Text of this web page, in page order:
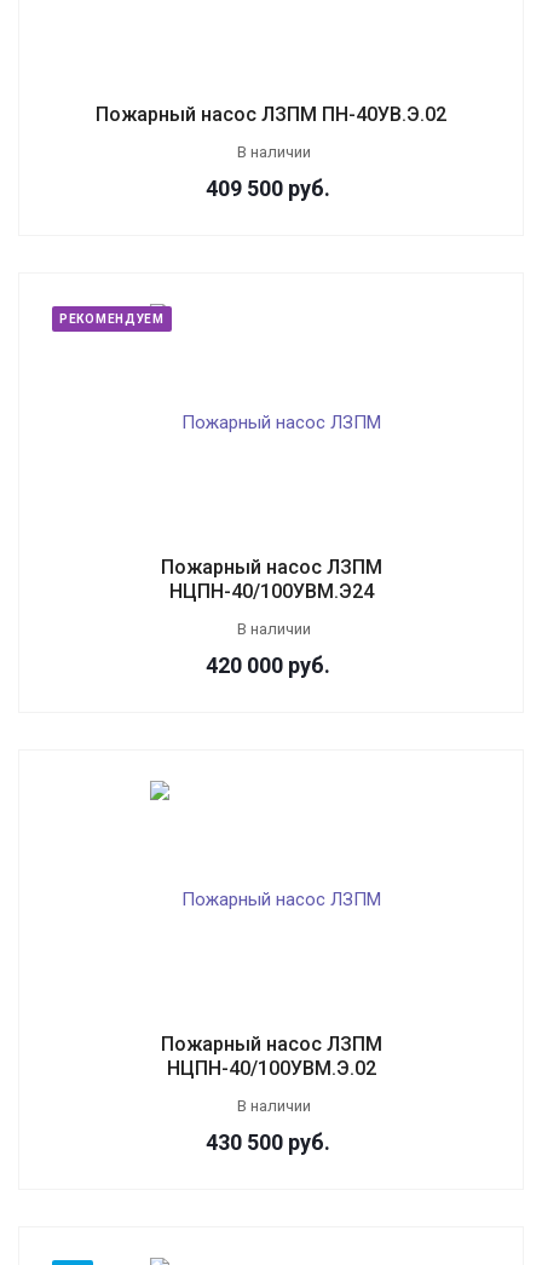
Пожарный насос ЛЗПМ ПН-40УВ.Э.02
В наличии
409 500 руб.
РЕКОМЕНДУЕМ
Пожарный насос ЛЗПМ
НЦПН-40/100УВМ.Э24
В наличии
420 000 руб.
Пожарный насос ЛЗПМ
НЦПН-40/100УВМ.Э.02
В наличии
430 500 руб.